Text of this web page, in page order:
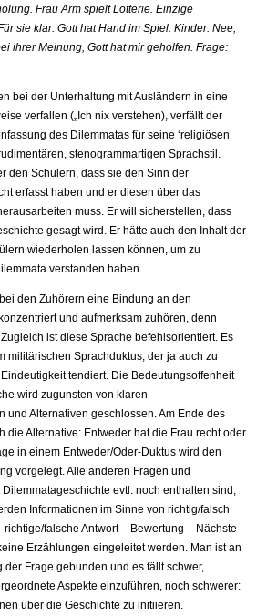
Frau Arm spielt Lotterie. Einzige
sie klar: Gott hat Hand im Spiel. Kinder: Nee,
ihrer Meinung, Gott hat mir geholfen. Frage:
bei der Unterhaltung mit Ausländern in eine
verfallen („Ich nix verstehen), verfällt der
des Dilemmatas für seine ‘religiösen
stenogrammartigen Sprachstil.
den Schülern, dass sie den Sinn der
erfasst haben und er diesen über das
muss. Er will sicherstellen, dass
gesagt wird. Er hätte auch den Inhalt der
wiederholen lassen können, um zu
verstanden haben.
den Zuhörern eine Bindung an den
und aufmerksam zuhören, denn
ist diese Sprache befehlsorientiert. Es
militärischen Sprachduktus, der ja auch zu
tendiert. Die Bedeutungsoffenheit
wird zugunsten von klaren
und Alternativen geschlossen. Am Ende des
die Alternative: Entweder hat die Frau recht oder
in einem Entweder/Oder-Duktus wird den
vorgelegt. Alle anderen Fragen und
evtl. noch enthalten sind,
Informationen im Sinne von richtig/falsch
falsche Antwort – Bewertung – Nächste
Erzählungen eingeleitet werden. Man ist an
der Frage gebunden und es fällt schwer,
Aspekte einzuführen, noch schwerer:
über die Geschichte zu initiieren.